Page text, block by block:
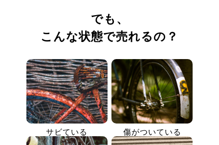
でも、
こんな状態で売れるの？
サビている 傷がついている